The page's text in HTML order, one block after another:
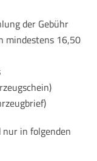
der Gebühr
mindestens 16,50
nur in folgenden